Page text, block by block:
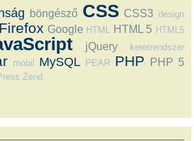
böngésző CSS CSS3 design
Firefox Google HTML HTML 5 HTML5
jQuery keretrendszer
mobil MySQL PEAR PHP PHP 5
Zend